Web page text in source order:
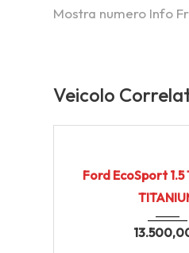
Mostra numero Info
Veicolo
Ford EcoSport 1.5